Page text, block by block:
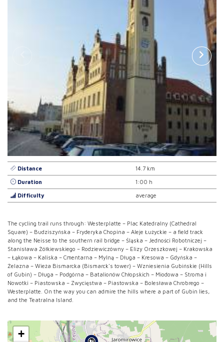
Distance 14.7 km
Duration 1:00 h
Difficulty average
The cycling trail runs through: Westerplatte – Plac Katedralny (Cathedral
Square) – Budziszyńska – Fryderyka Chopina – Aleje Łużyckie – a field track
along the Neisse to the southern rail bridge – Śląska – Jedności Robotniczej –
Stanisława Żółkiewskiego – Rodziewiczówny – Elizy Orzeszkowej – Krakowska
– Łąkowa – Kaliska – Cmentarna – Mylną – Długa – Kresowa – Gdyńska –
Żelazna – Wieża Bismarcka (Bismarck's tower) – Wzniesienia Gubińskie (Hills
of Gubin) – Długa – Podgórna – Batalionów Chłopskich – Miodowa – Stroma i
Nowotki – Piastowska – Zwycięstwa – Piastowska – Bolesława Chrobrego –
Westerplatte. On the way you can admire the hills where a part of Gubin lies,
and the Teatralna Island.
+